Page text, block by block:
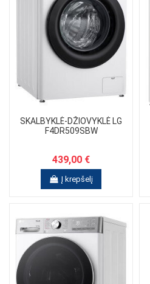
SKALBYKLĖ-DŽIOVYKLĖ LG
F4DR509SBW
439,00 €
Į krepšelį